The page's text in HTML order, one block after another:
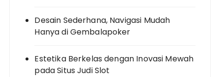
Desain Sederhana, Navigasi Mudah
Hanya di Gembalapoker
Estetika Berkelas dengan Inovasi Mewah
pada Situs Judi Slot